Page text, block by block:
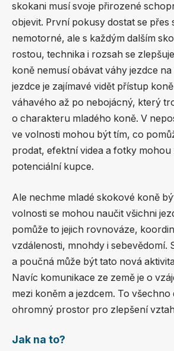
skokani musí svoje přirozené
objevit. První pokusy dostat se
nemotorné, ale s každým dalším
rostou, technika i rozsah se
koně nemusí obávat váhy jezdce
jezdce je zajímavé vidět přístup
váhavého až po nebojácný, který
o charakteru mladého koně. V
ve volnosti mohou být tím, co
prodat, efektní videa a fotky mohou
potenciální kupce.
Ale nechme mladé skokové koně
volnosti se mohou naučit všichni
pomůže to jejich rovnováze,
vzdálenosti, mnohdy i sebevědomí.
a poučná může být tato nová
Navíc komunikace ze země je o
mezi koněm a jezdcem. To
ohromný prostor pro zlepšení
Jak na to?